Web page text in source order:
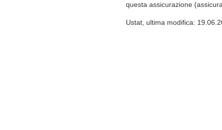
questa assicurazione
Ustat, ultima modifica: